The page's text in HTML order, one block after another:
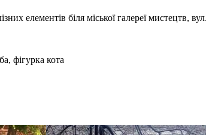
елементів біля міської галереї мистецтв,
фігурка кота